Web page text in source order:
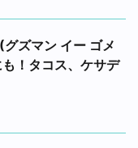
ズマン イー ゴメ
！タコス、ケサデ